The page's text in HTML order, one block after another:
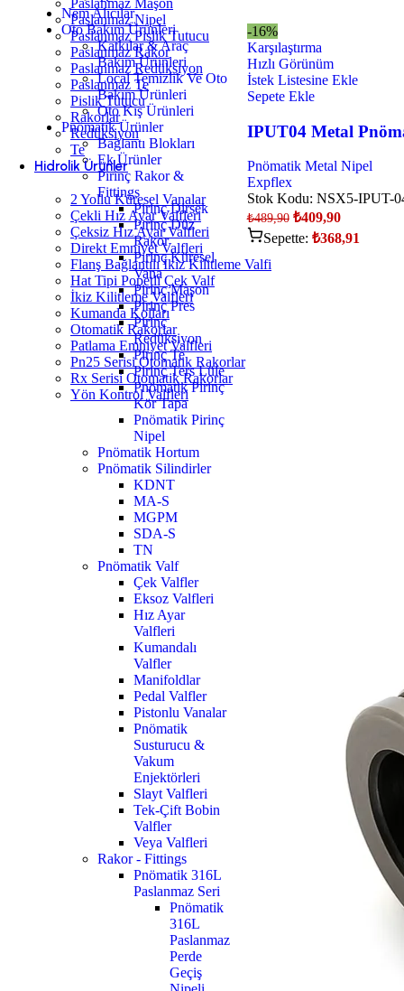
Paslanmaz Nipel
Paslanmaz Pislik Tutucu
Paslanmaz Rakor
Paslanmaz Redüksiyon
Paslanmaz Te
Pislik Tutucu
Rakorlar
Redüksiyon
Te
Hidrolik Ürünler
2 Yollu Küresel Vanalar
Çekli Hız Ayar Valfleri
Çeksiz Hız Ayar Valfleri
Direkt Emniyet Valfleri
Flanş Bağlantılı İkiz Kilitleme Valfi
Hat Tipi Popetli Çek Valf
İkiz Kilitleme Valfleri
Kumanda Kolları
Otomatik Rakorlar
Patlama Emniyet Valfleri
Pn25 Serisi Otomatik Rakorlar
Rx Serisi Otomatik Rakorlar
Yön Kontrol Valfleri
Nem Alıcılar
Oto Bakım Ürünleri
Katkılar & Araç
Bakım Ürünleri
Local Temizlik Ve Oto
Bakım Ürünleri
Oto Kış Ürünleri
Pnömatik Ürünler
Bağlantı Blokları
Ek Ürünler
Pirinç Rakor &
Fittings
Pirinç Dirsek
Pirinç Düz
Rakor
Pirinç Küresel
Vana
Pirinç Maşon
Pirinç Pres
Pirinç
Redüksiyon
Pirinç Te
Pirinç Ters Lüle
Pnömatik Pirinç
Kör Tapa
Pnömatik Pirinç
Nipel
Pnömatik Hortum
Pnömatik Silindirler
KDNT
MA-S
MGPM
SDA-S
TN
Pnömatik Valf
Çek Valfler
Eksoz Valfleri
Hız Ayar
Valfleri
Kumandalı
Valfler
Manifoldlar
Pedal Valfler
Pistonlu Vanalar
Pnömatik
Susturucu &
Vakum
Enjektörleri
Slayt Valfleri
Tek-Çift Bobin
Valfler
Veya Valfleri
Rakor - Fittings
Pnömatik 316L
Paslanmaz Seri
Pnömatik
316L
Paslanmaz
Perde
Geçiş
-16%
Karşılaştırma
Hızlı Görünüm
İstek Listesine Ekle
Sepete Ekle
IPUT04 Metal
Pnömatik Metal Nipel
Expflex
Stok Kodu: NSX5-IPUT-
₺489,90 ₺409,90
Sepette: ₺368,91